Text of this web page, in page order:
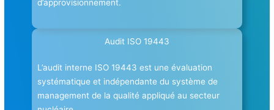
d’approvisionnement.
Audit ISO 19443
L’audit interne ISO 19443 est une évaluation
systématique et indépendante du système de
management de la qualité appliqué au secteur